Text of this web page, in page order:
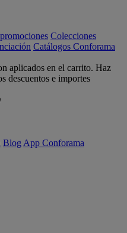
Colecciones
Catálogos Conforama
aplicados en el carrito. Haz
descuentos e importes
Blog App Conforama